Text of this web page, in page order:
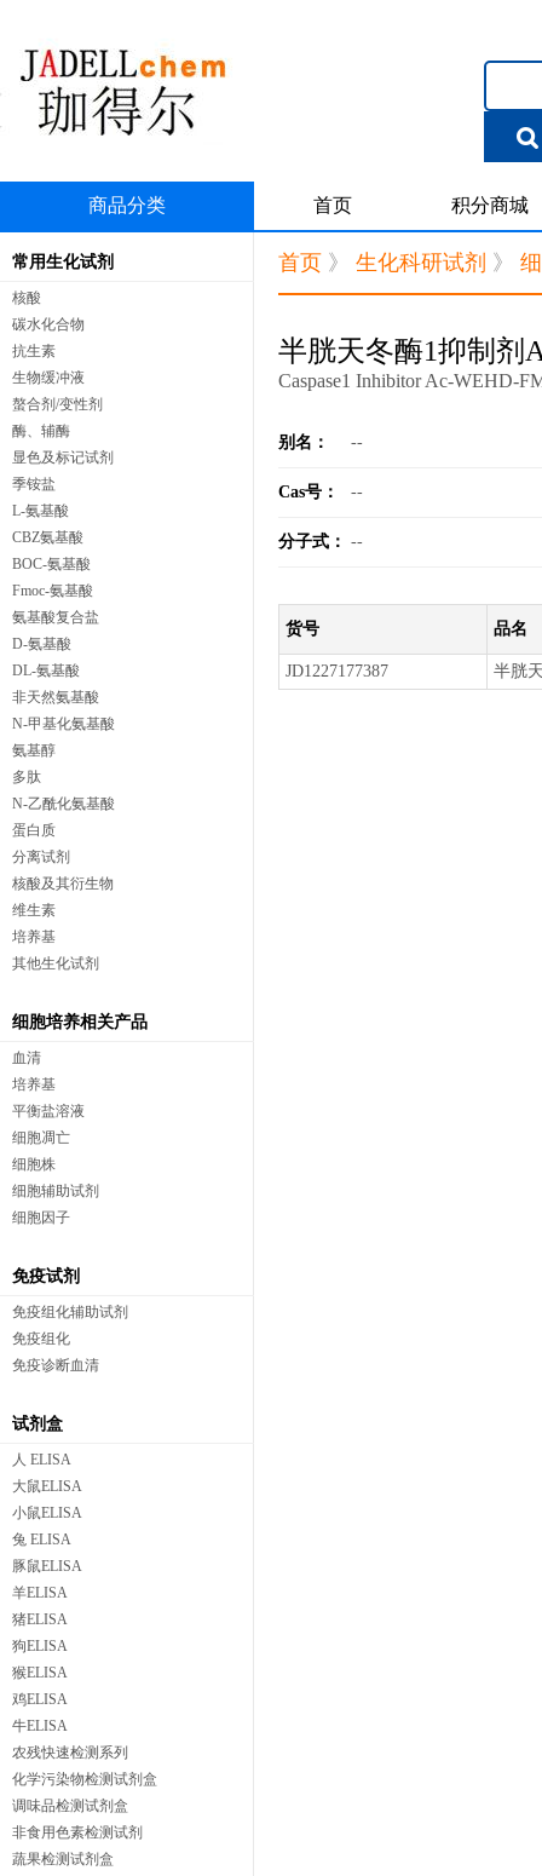
商品分类 首页 积分商城
常用生化试剂
核酸
碳水化合物
抗生素
生物缓冲液
螯合剂/变性剂
酶、辅酶
显色及标记试剂
季铵盐
L-氨基酸
CBZ氨基酸
BOC-氨基酸
Fmoc-氨基酸
氨基酸复合盐
D-氨基酸
DL-氨基酸
非天然氨基酸
N-甲基化氨基酸
氨基醇
多肽
N-乙酰化氨基酸
蛋白质
分离试剂
核酸及其衍生物
维生素
培养基
其他生化试剂
细胞培养相关产品
血清
培养基
平衡盐溶液
细胞凋亡
细胞株
细胞辅助试剂
细胞因子
免疫试剂
免疫组化辅助试剂
免疫组化
免疫诊断血清
试剂盒
人 ELISA
大鼠ELISA
小鼠ELISA
兔 ELISA
豚鼠ELISA
羊ELISA
猪ELISA
狗ELISA
猴ELISA
鸡ELISA
牛ELISA
农残快速检测系列
化学污染物检测试剂盒
调味品检测试剂盒
非食用色素检测试剂
蔬果检测试剂盒
首页 》 生化科研试剂 》
半胱天冬酶1抑制剂
Caspase1 Inhibitor Ac-WEHD-
别名： --
Cas号： --
分子式： --
货号 品名
JD1227177387 半胱